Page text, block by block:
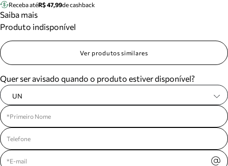
Tire dúvidas sobre pedidos, devoluções e mais.
Meus pedidos
Acompanhe seus pedidos e solicite devoluções.
Receba atéR$ 47,99de cashback
Saiba mais
Produto indisponível
Ver produtos similares
Quer ser avisado quando o produto estiver disponível?
UN